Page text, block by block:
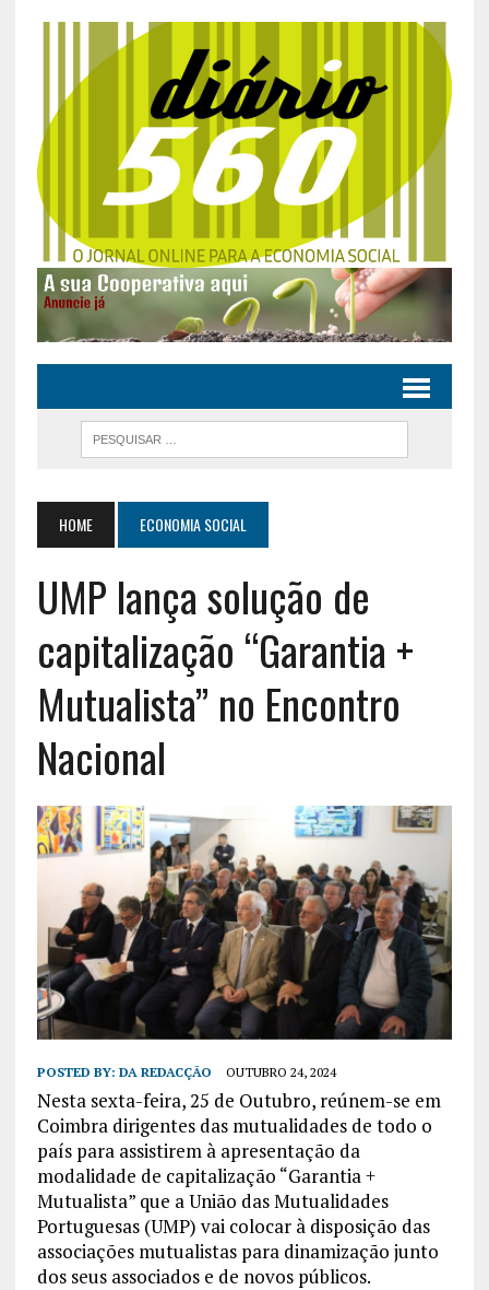
HOME ECONOMIA SOCIAL
UMP lança solução de
capitalização “Garantia +
Mutualista” no Encontro
Nacional
POSTED BY: DA REDACÇÃO OUTUBRO 24, 2024
Nesta sexta-feira, 25 de Outubro, reúnem-se em
Coimbra dirigentes das mutualidades de todo o
país para assistirem à apresentação da
modalidade de capitalização “Garantia +
Mutualista” que a União das Mutualidades
Portuguesas (UMP) vai colocar à disposição das
associações mutualistas para dinamização junto
dos seus associados e de novos públicos.